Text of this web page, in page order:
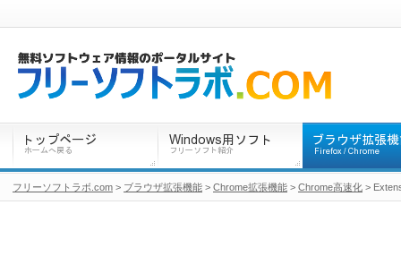
フリーソフトラボ.com > ブラウザ拡張機能 > Chrome拡張機能 > Chrome高速化 >